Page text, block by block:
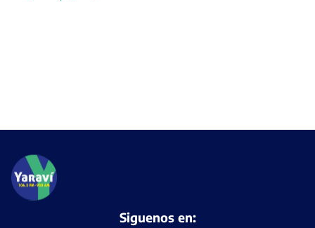
Siguenos en: